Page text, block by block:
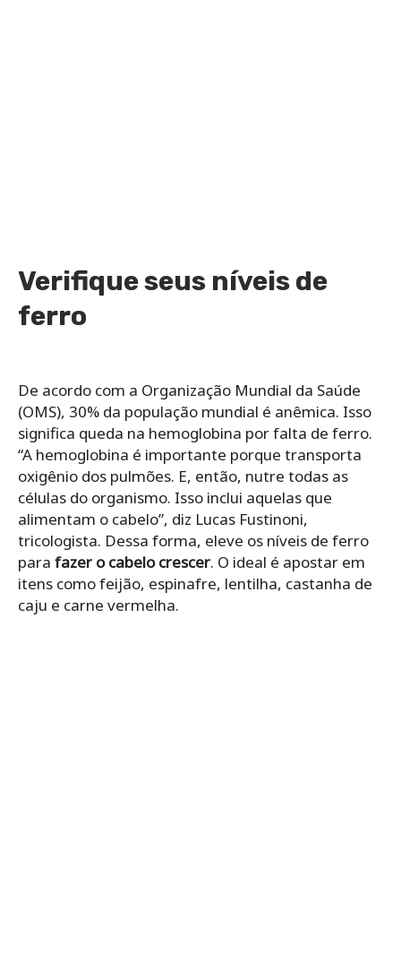
Verifique seus níveis de
ferro
De acordo com a Organização Mundial da Saúde
(OMS), 30% da população mundial é anêmica. Isso
significa queda na hemoglobina por falta de ferro.
“A hemoglobina é importante porque transporta
oxigênio dos pulmões. E, então, nutre todas as
células do organismo. Isso inclui aquelas que
alimentam o cabelo”, diz Lucas Fustinoni,
tricologista. Dessa forma, eleve os níveis de ferro
para fazer o cabelo crescer. O ideal é apostar em
itens como feijão, espinafre, lentilha, castanha de
caju e carne vermelha.